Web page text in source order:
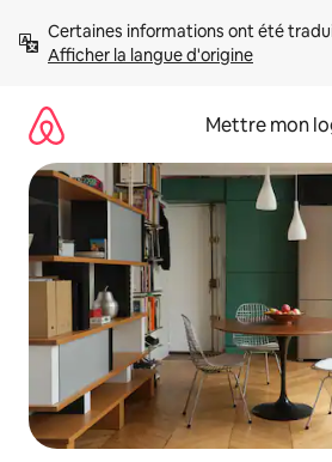
directement
Afficher la langue d'origine
Mettre mon